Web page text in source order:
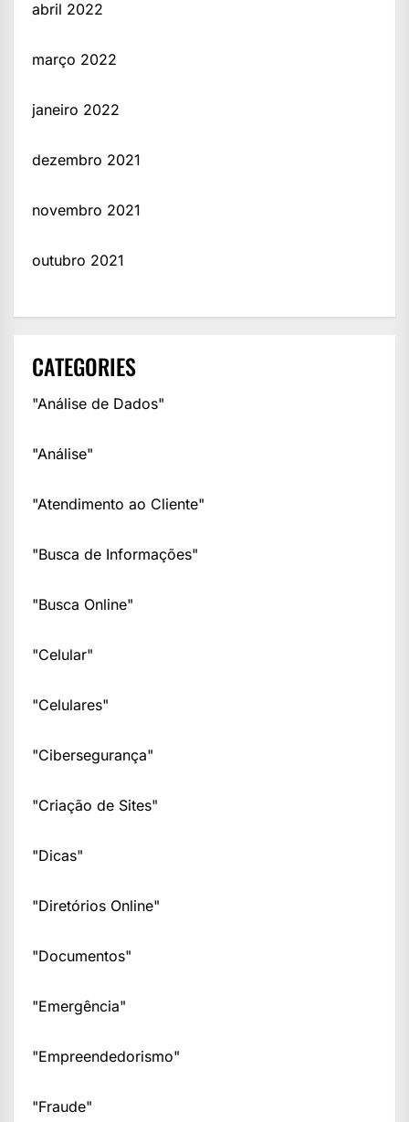
abril 2022
março 2022
janeiro 2022
dezembro 2021
novembro 2021
outubro 2021
CATEGORIES
"Análise de Dados"
"Análise"
"Atendimento ao Cliente"
"Busca de Informações"
"Busca Online"
"Celular"
"Celulares"
"Cibersegurança"
"Criação de Sites"
"Dicas"
"Diretórios Online"
"Documentos"
"Emergência"
"Empreendedorismo"
"Fraude"